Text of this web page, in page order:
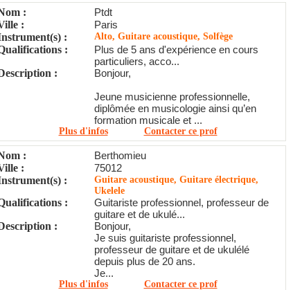
:
Ptdt
:
Paris
:
Alto, Guitare acoustique, Solfège
:
Plus de 5 ans d'expérience en cours
particuliers, acco...
:
Bonjour,
Jeune musicienne professionnelle,
diplômée en musicologie ainsi qu’en
formation musicale et ...
Plus d'infos Contacter ce prof
:
Berthomieu
:
75012
:
Guitare acoustique, Guitare électrique,
Ukelele
:
Guitariste professionnel, professeur de
guitare et de ukulé...
:
Bonjour,
Je suis guitariste professionnel,
professeur de guitare et de ukulélé
depuis plus de 20 ans.
Je...
Plus d'infos Contacter ce prof